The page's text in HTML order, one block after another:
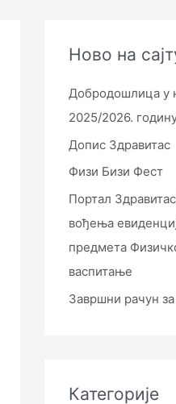
Ново на
Добродошлица у
2025/2026.
Допис Здравитас
Физи Бизи Фест
Портал
вођења
предмета
васпитање
Завршни рачун
Категорије